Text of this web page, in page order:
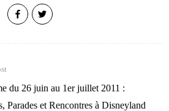
du 26 juin au 1er juillet 2011 :
Parades et Rencontres à Disneyland